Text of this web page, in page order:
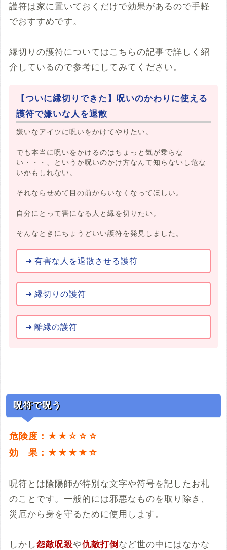
護符は家に置いておくだけで効果があるので手軽
でおすすめです。
縁切りの護符についてはこちらの記事で詳しく紹
介しているので参考にしてみてください。
【ついに縁切りできた】呪いのかわりに使える
護符で嫌いな人を退散
嫌いなアイツに呪いをかけてやりたい。
でも本当に呪いをかけるのはちょっと気が乗らな
い・・・、というか呪いのかけ方なんて知らないし危な
いかもしれない。
それならせめて目の前からいなくなってほしい。
自分にとって害になる人と縁を切りたい。
そんなときにちょうどいい護符を発見しました。
有害な人を退散させる護符
縁切りの護符
離縁の護符
呪符で呪う
危険度：★★☆☆☆
効 果：★★★★☆
呪符とは陰陽師が特別な文字や符号を記したお札
のことです。一般的には邪悪なものを取り除き、
災厄から身を守るために使用します。
しかし怨敵呪殺や仇敵打倒 など世の中にはなかな